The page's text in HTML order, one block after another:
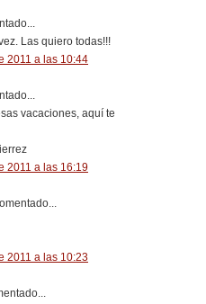
Las quiero todas!!!
2011 a las 10:44
vacaciones, aquí te
2011 a las 16:19
2011 a las 10:23